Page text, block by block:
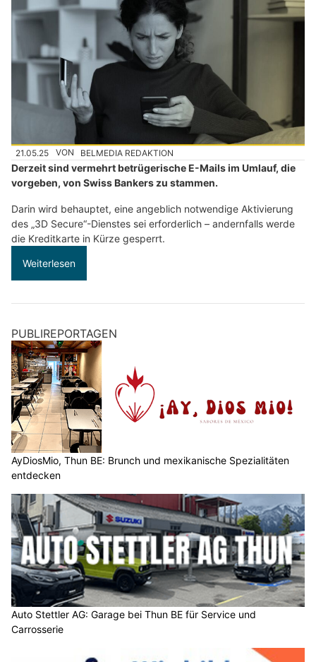
21.05.25 VON BELMEDIA REDAKTION
Derzeit sind vermehrt betrügerische E-Mails im Umlauf, die
vorgeben, von Swiss Bankers zu stammen.
Darin wird behauptet, eine angeblich notwendige Aktivierung
des „3D Secure“-Dienstes sei erforderlich – andernfalls werde
die Kreditkarte in Kürze gesperrt.
Weiterlesen
PUBLIREPORTAGEN
AyDiosMio, Thun BE: Brunch und mexikanische Spezialitäten
entdecken
Auto Stettler AG: Garage bei Thun BE für Service und
Carrosserie